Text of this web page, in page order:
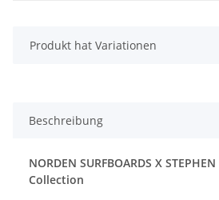
x
Produkt hat Variationen
Beschreibung
NORDEN SURFBOARDS X
Collection